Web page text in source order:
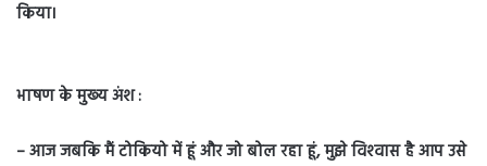
किया।
भाषण के मुख्‍य अंश :
– आज जबकि मैं टोकियो में हूं और जो बोल रहा हूं, मुझे विश्‍वास है आप उसे